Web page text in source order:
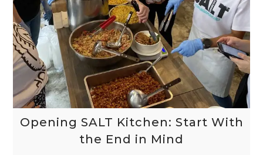
Opening SALT Kitchen: Start With
the End in Mind